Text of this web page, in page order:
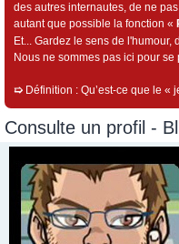
des autres internautes, de ne
autant que possible la fonction «
Et... Gardez le sens de
Nous ne sommes pas ici pour se
➯ Définition : Qu’est-ce que le «
Consulte un profil -